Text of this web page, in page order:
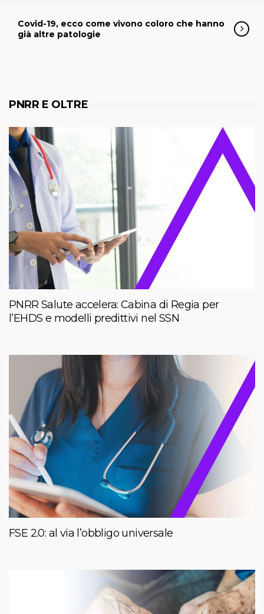
Covid-19, ecco come vivono coloro che hanno
già altre patologie
PNRR E OLTRE
PNRR Salute accelera: Cabina di Regia per
l’EHDS e modelli predittivi nel SSN
FSE 2.0: al via l’obbligo universale